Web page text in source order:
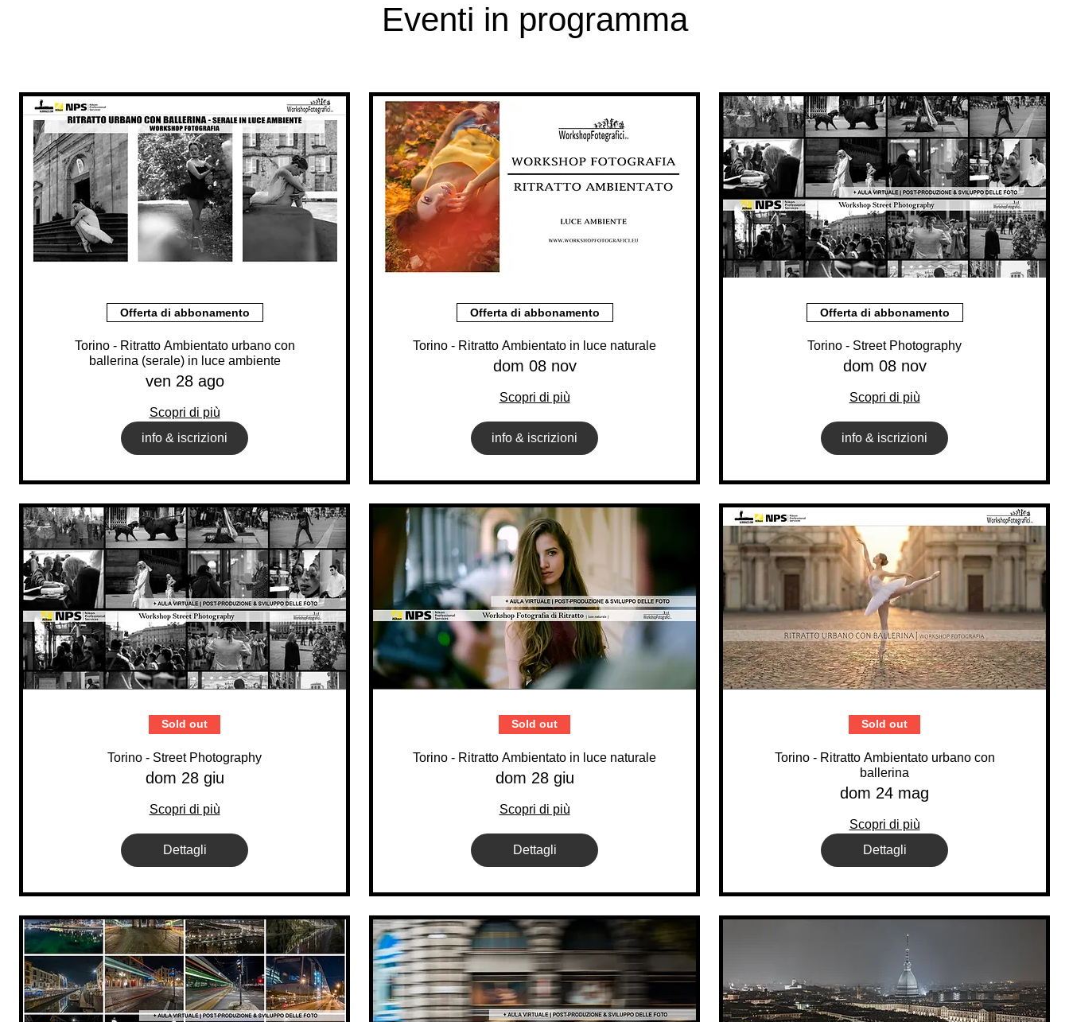
Eventi in programma
Offerta di abbonamento
Torino - Ritratto Ambientato urbano con
ballerina (serale) in luce ambiente
ven 28 ago
Scopri di più
info & iscrizioni
Offerta di abbonamento
Torino - Ritratto Ambientato in luce naturale
dom 08 nov
Scopri di più
info & iscrizioni
Offerta di abbonamento
Torino - Street Photography
dom 08 nov
Scopri di più
info & iscrizioni
Sold out
Torino - Street Photography
dom 28 giu
Scopri di più
Dettagli
Sold out
Torino - Ritratto Ambientato in luce naturale
dom 28 giu
Scopri di più
Dettagli
Sold out
Torino - Ritratto Ambientato urbano con
ballerina
dom 24 mag
Scopri di più
Dettagli